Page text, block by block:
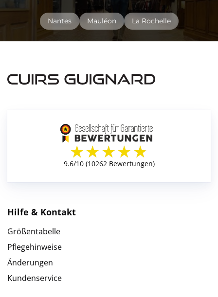
Nantes Mauléon La Rochelle
Hilfe & Kontakt
Größentabelle
Pflegehinweise
Änderungen
Kundenservice